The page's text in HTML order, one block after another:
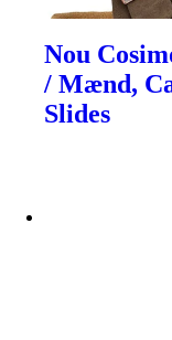
Nou
/ Mænd,
Slides